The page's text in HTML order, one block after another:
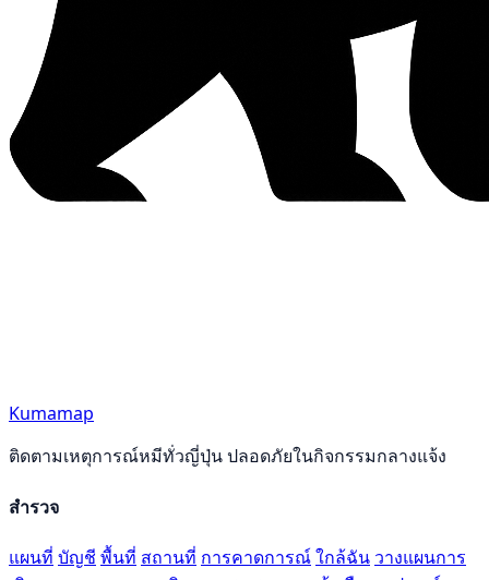
Kumamap
ติดตามเหตุการณ์หมีทั่วญี่ปุ่น ปลอดภัยในกิจกรรมกลางแจ้ง
สำรวจ
แผนที่ บัญชี พื้นที่ สถานที่ การคาดการณ์ใกล้ฉัน วางแผนการ